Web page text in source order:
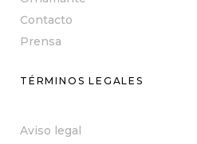
Contacto
Prensa
TÉRMINOS LEGALES
Aviso legal